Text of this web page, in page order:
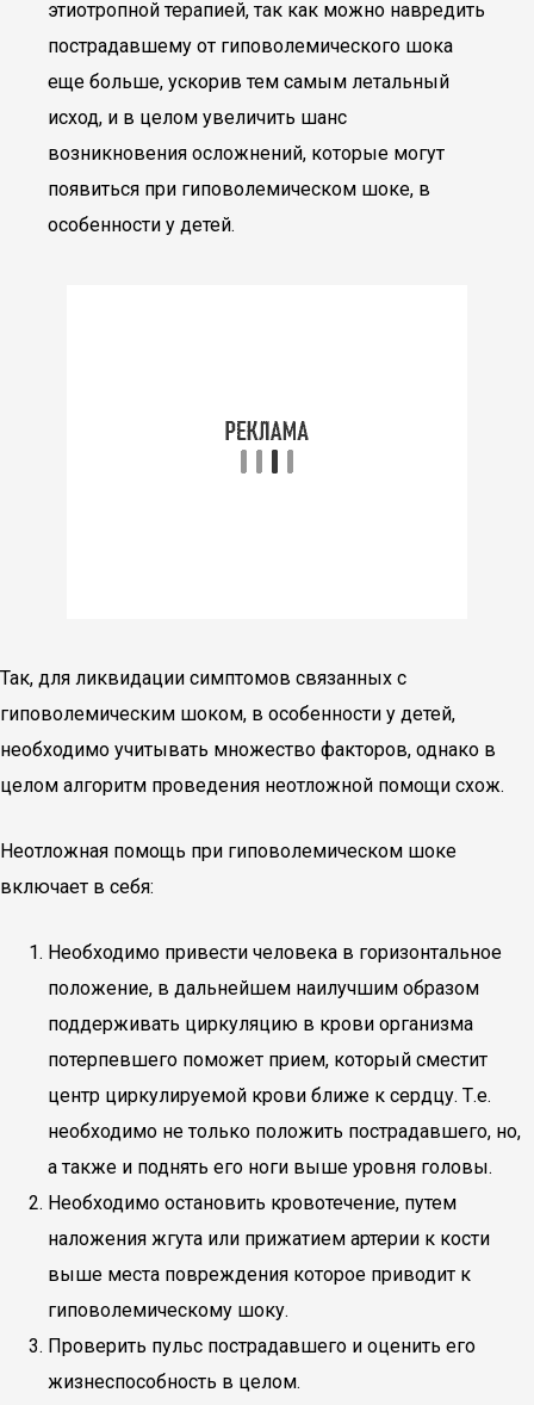
этиотропной терапией, так как можно навредить
пострадавшему от гиповолемического шока
еще больше, ускорив тем самым летальный
исход, и в целом увеличить шанс
возникновения осложнений, которые могут
появиться при гиповолемическом шоке, в
особенности у детей.
Так, для ликвидации симптомов связанных с
гиповолемическим шоком, в особенности у детей,
необходимо учитывать множество факторов, однако в
целом алгоритм проведения неотложной помощи схож.
Неотложная помощь при гиповолемическом шоке
включает в себя:
Необходимо привести человека в горизонтальное
положение, в дальнейшем наилучшим образом
поддерживать циркуляцию в крови организма
потерпевшего поможет прием, который сместит
центр циркулируемой крови ближе к сердцу. Т.е.
необходимо не только положить пострадавшего, но,
а также и поднять его ноги выше уровня головы.
Необходимо остановить кровотечение, путем
наложения жгута или прижатием артерии к кости
выше места повреждения которое приводит к
гиповолемическому шоку.
Проверить пульс пострадавшего и оценить его
жизнеспособность в целом.